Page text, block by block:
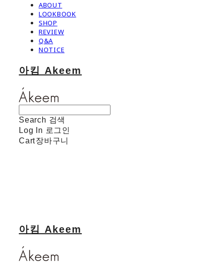
ABOUT
LOOKBOOK
SHOP
REVIEW
Q&A
NOTICE
아킴 Akeem
Search 검색
Log In 로그인
Cart장바구니
아킴 Akeem